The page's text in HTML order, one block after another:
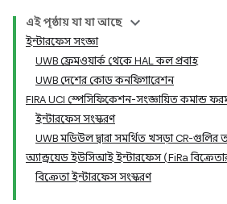
এই পৃষ্ঠায় যা যা আছে
ইন্টারফেস সংজ্ঞা
UWB ফ্রেমওয়ার্ক থেকে HAL কল প্রবাহ
UWB দেশের কোড কনফিগারেশন
FIRA UCI স্পেসিফিকেশন-সংজ্ঞায়িত কমান্ড
ইন্টারফেস সংস্করণ
UWB মডিউল দ্বারা সমর্থিত খসড়া CR-গুলির
অ্যান্ড্রয়েড ইউসিআই ইন্টারফেস (FiRa
বিক্রেতা ইন্টারফেস সংস্করণ